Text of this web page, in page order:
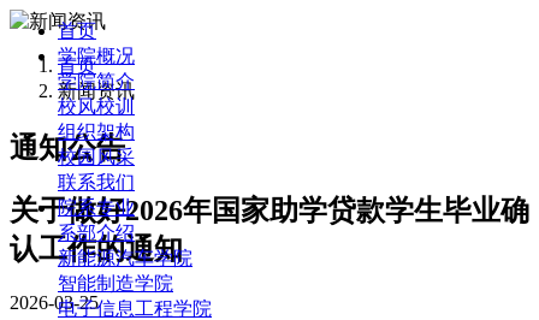
首页
学院概况
学院简介
校风校训
组织架构
校园风采
联系我们
院系专业
系部介绍
新能源汽车学院
智能制造学院
电子信息工程学院
首页
新闻资讯
通知公告
关于做好2026年国家助学贷款学生毕业确
认工作的通知
2026-03-25